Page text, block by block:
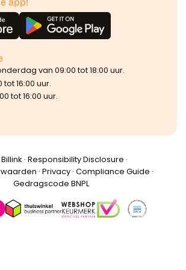
van 09:00 tot 18:00 uur.
16:00 uur.
tot 16:00 uur.
· Responsibility Disclosure ·
· Privacy· Compliance Guide ·
Gedragscode BNPL